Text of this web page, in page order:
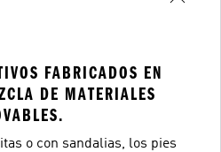
FABRICADOS EN
DE MATERIALES
o con sandalias, los pies